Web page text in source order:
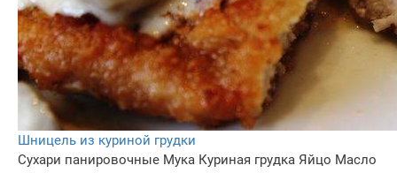
Шницель из куриной грудки
Сухари панировочные Мука Куриная грудка Яйцо Масло